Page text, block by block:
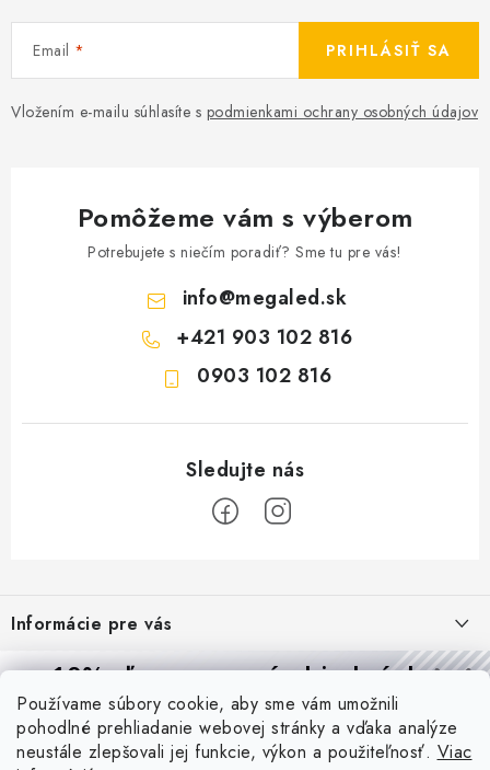
Používame súbory cookie, aby sme vám umožnili
pohodlné prehliadanie webovej stránky a vďaka analýze
neustále zlepšovali jej funkcie, výkon a použiteľnosť. Viac
Email
Vložením e-mailu súhlasíte s podmienkami ochrany osobných údajov
PRIHLÁSIŤ SA
Pomôžeme vám s výberom
Potrebujete s niečím poradiť? Sme tu pre vás!
info@megaled.sk
+421 903 102 816
0903 102 816
p
ä
Informácie pre vás
Reklamácie a formulár na odstúpenie od zmluvy
Obchodné podmienky
Podmienky ochrany osobných údajov
Blog
10% zľavana prvú objednávku
Prihláste sa azískajtezľavu aj praktické tipy,vďaka ktorým
budete svietiť lepšie a platiť menej.